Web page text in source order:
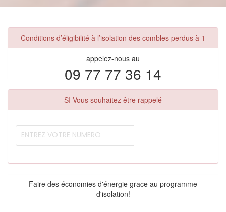
Conditions d’éligibilité à l’isolation des combles perdus à 1
appelez-nous au
09 77 77 36 14
SI Vous souhaitez être rappelé
Faire des économies d'énergie grace au programme
d'isolation!